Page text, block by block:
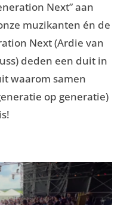
Next” aan
muzikanten én de
Next (Ardie van
deden een duit in
waarom samen
op generatie)